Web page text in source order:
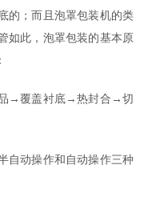
的；而且泡罩包装机的类
如此，泡罩包装的基本原
→覆盖衬底→热封合→切
动操作和自动操作三种